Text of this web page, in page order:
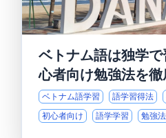
ベトナム語は独学
心者向け勉強法を徹
ベトナム語学習 語学習得法
初心者向け
語学学習 勉強法